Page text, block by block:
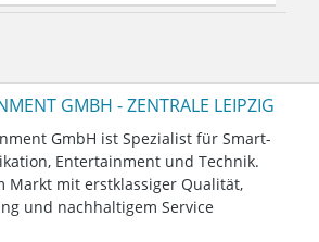
GMBH - ZENTRALE LEIPZIG
GmbH ist Spezialist für Smart-
Entertainment und Technik.
Markt mit erstklassiger Qualität,
und nachhaltigem Service